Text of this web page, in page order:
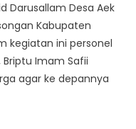
Darusallam Desa Aek
Kabupaten
kegiatan ini personel
Imam Safii
agar ke depannya